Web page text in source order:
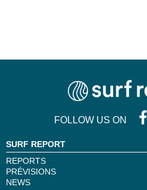
FOLLOW US ON
SURF REPORT
REPORTS
PRÉVISIONS
NEWS